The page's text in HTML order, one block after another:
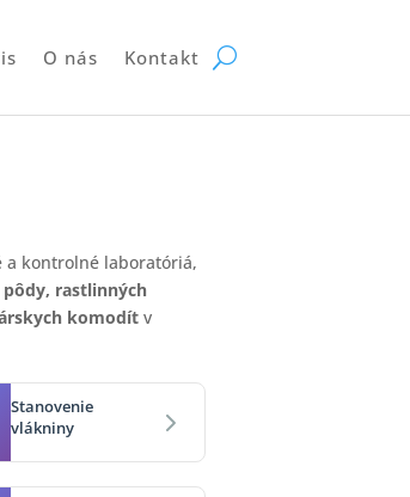
O nás Kontakt
a kontrolné laboratóriá,
pôdy, rastlinných
komodítv
Stanovenie
vlákniny